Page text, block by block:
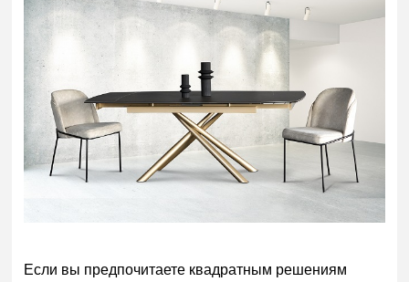
Если вы предпочитаете квадратным решениям